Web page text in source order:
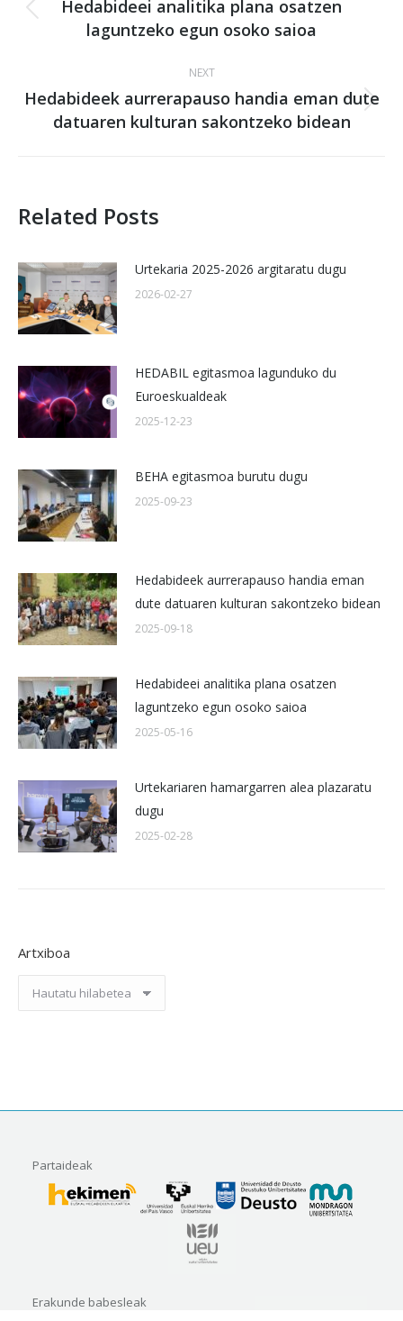
Previous
post:
Hedabideei analitika plana osatzen
laguntzeko egun osoko saioa
NEXT
Next
post:
Hedabideek aurrerapauso handia eman dute
datuaren kulturan sakontzeko bidean
Related Posts
Urtekaria 2025-2026 argitaratu dugu
2026-02-27
HEDABIL egitasmoa lagunduko du
Euroeskualdeak
2025-12-23
BEHA egitasmoa burutu dugu
2025-09-23
Hedabideek aurrerapauso handia eman
dute datuaren kulturan sakontzeko bidean
2025-09-18
Hedabideei analitika plana osatzen
laguntzeko egun osoko saioa
2025-05-16
Urtekariaren hamargarren alea plazaratu
dugu
2025-02-28
Artxiboa
Partaideak
Erakunde babesleak